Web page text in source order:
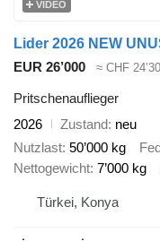
VIDEO
Lider 2026 NEW
EUR 26’000
≈ CHF
Pritschenauflieger
2026
Zustand neu
Nutzlast 50’000 kg
Nettogewicht 7’000 kg
Türkei, Konya